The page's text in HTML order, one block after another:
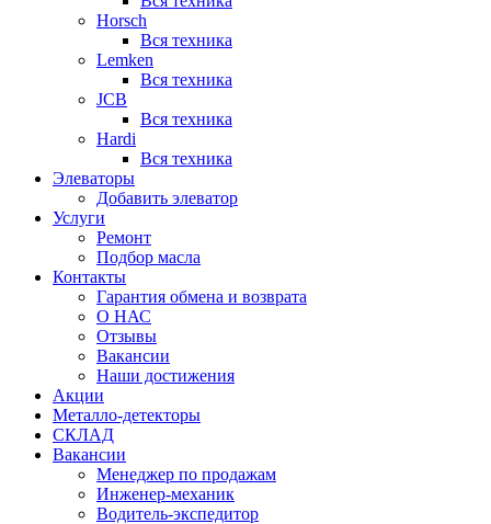
Horsch
Вся техника
Lemken
Вся техника
JCB
Вся техника
Hardi
Вся техника
Элеваторы
Добавить элеватор
Услуги
Ремонт
Подбор масла
Контакты
Гарантия обмена и возврата
О НАС
Отзывы
Вакансии
Наши достижения
Акции
Металло-детекторы
СКЛАД
Вакансии
Менеджер по продажам
Инженер-механик
Водитель-экспедитор